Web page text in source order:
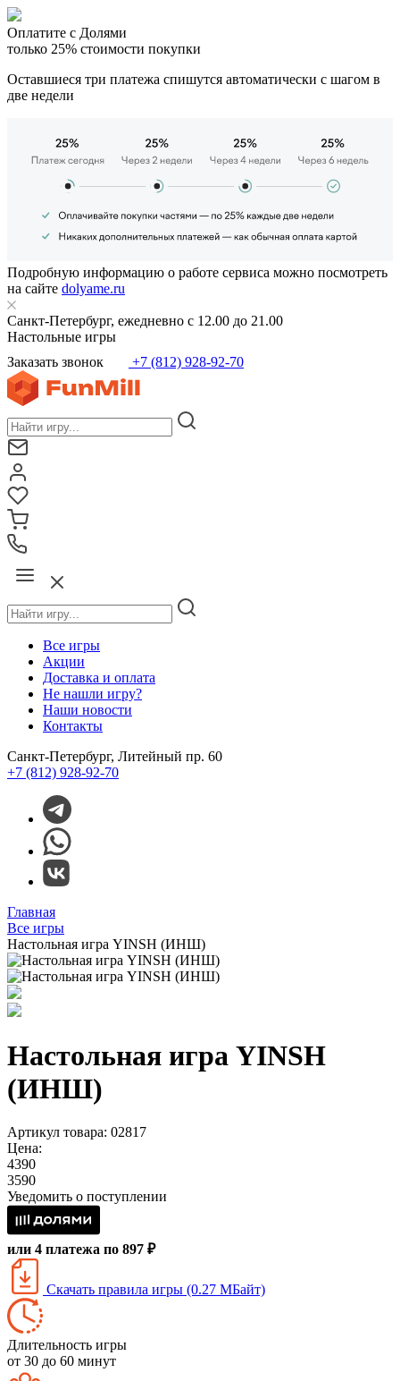
Оплатите с Долями
только 25% стоимости покупки
Оставшиеся три платежа спишутся автоматически с шагом в
две недели
Подробную информацию о работе сервиса можно посмотреть
на сайте dolyame.ru
Санкт-Петербург, ежедневно с 12.00 до 21.00
Настольные игры
Заказать звонок
+7 (812) 928-92-70
Все игры
Акции
Доставка и оплата
Не нашли игру?
Наши новости
Контакты
Санкт-Петербург, Литейный пр. 60
+7 (812) 928-92-70
Главная
Все игры
Настольная игра YINSH (ИНШ)
Настольная игра YINSH
(ИНШ)
Артикул товара: 02817
Цена:
4390
3590
Уведомить о поступлении
или 4 платежа по 897 ₽
Скачать правила игры (0.27 МБайт)
Длительность игры
от 30 до 60 минут